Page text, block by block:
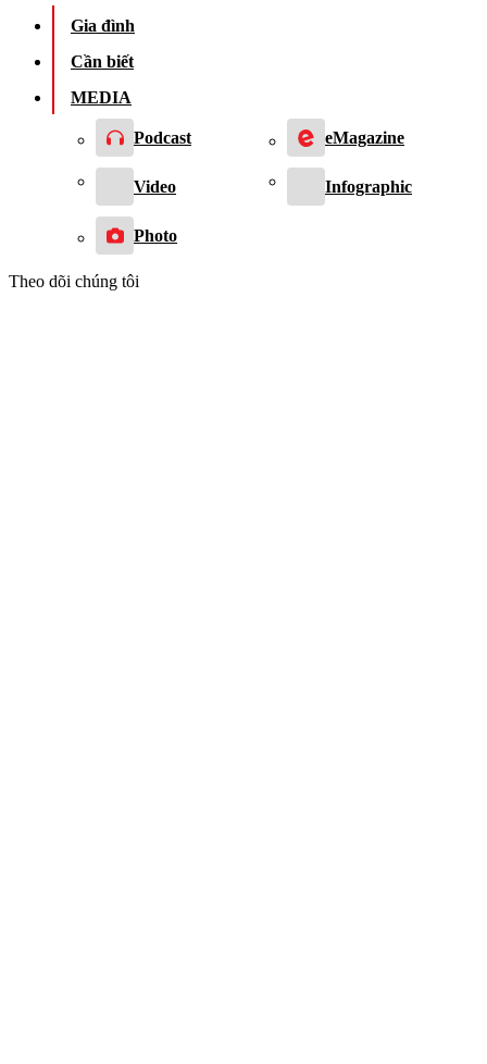
Gia đình
Cần biết
MEDIA
Podcast eMagazine
Video Infographic
Photo
Theo dõi chúng tôi